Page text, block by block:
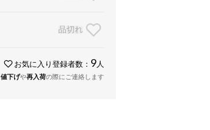
品切れ
お気に入り登録者数： 9 人
値下げや再入荷の際にご連絡します